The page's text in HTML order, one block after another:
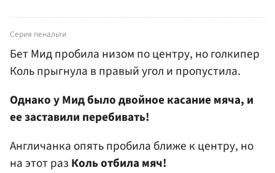
Серия пенальти
Бет Мид пробила низом по центру, но голкипер
Коль прыгнула в правый угол и пропустила.
Однако у Мид было двойное касание мяча, и
ее заставили перебивать!
Англичанка опять пробила ближе к центру, но
на этот раз Коль отбила мяч!